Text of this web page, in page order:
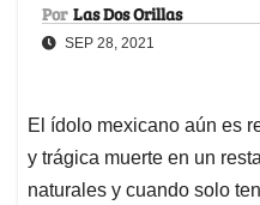
Por Las Dos Orillas
SEP 28, 2021
El ídolo mexicano aún es
y trágica muerte en un
naturales y cuando solo